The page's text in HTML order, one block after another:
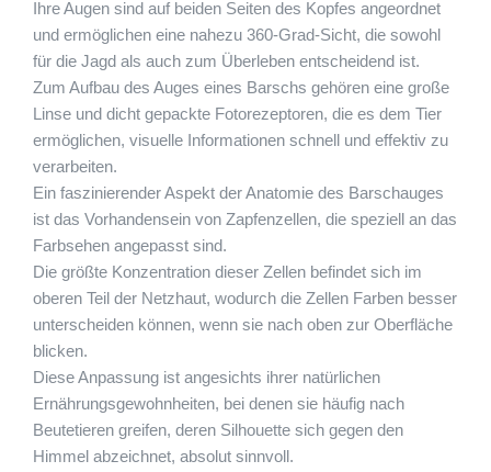
Ihre Augen sind auf beiden Seiten des Kopfes angeordnet
und ermöglichen eine nahezu 360-Grad-Sicht, die sowohl
für die Jagd als auch zum Überleben entscheidend ist.
Zum Aufbau des Auges eines Barschs gehören eine große
Linse und dicht gepackte Fotorezeptoren, die es dem Tier
ermöglichen, visuelle Informationen schnell und effektiv zu
verarbeiten.
Ein faszinierender Aspekt der Anatomie des Barschauges
ist das Vorhandensein von Zapfenzellen, die speziell an das
Farbsehen angepasst sind.
Die größte Konzentration dieser Zellen befindet sich im
oberen Teil der Netzhaut, wodurch die Zellen Farben besser
unterscheiden können, wenn sie nach oben zur Oberfläche
blicken.
Diese Anpassung ist angesichts ihrer natürlichen
Ernährungsgewohnheiten, bei denen sie häufig nach
Beutetieren greifen, deren Silhouette sich gegen den
Himmel abzeichnet, absolut sinnvoll.